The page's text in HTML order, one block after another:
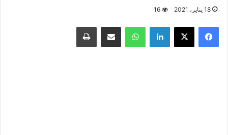
18 يناير، 2021 16
فيسبوك X لينكدإن واتساب مشاركة عبر البريد طباعة